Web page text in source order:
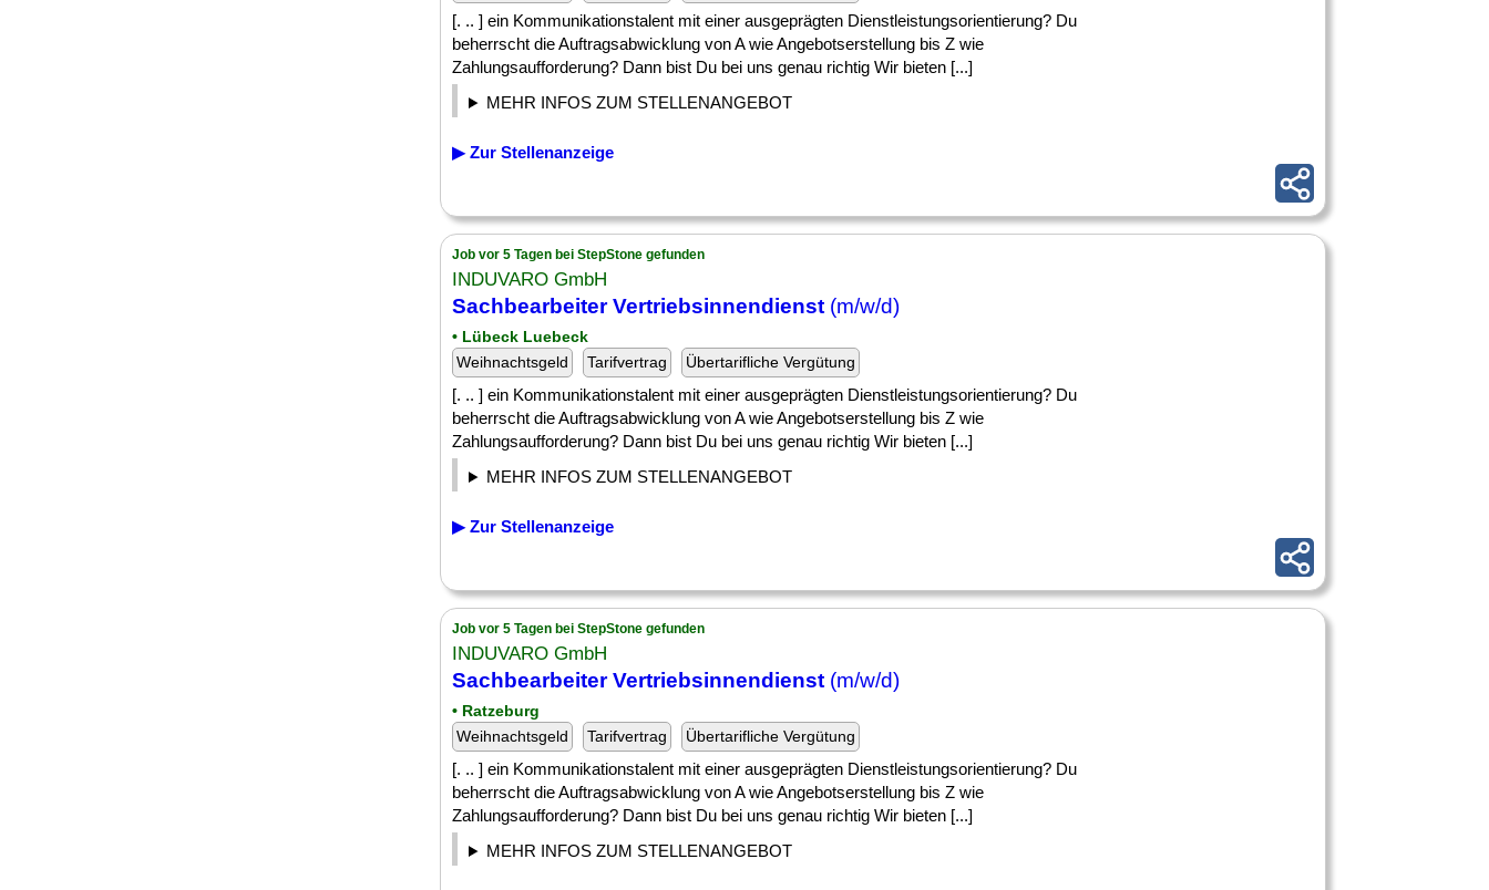
[. .. ] ein Kommunikationstalent mit einer ausgeprägten Dienstleistungsorientierung? Du
beherrscht die Auftragsabwicklung von A wie Angebotserstellung bis Z wie
Zahlungsaufforderung? Dann bist Du bei uns genau richtig Wir bieten [...]
MEHR INFOS ZUM STELLENANGEBOT
▶ Zur Stellenanzeige
Job vor 5 Tagen bei StepStone gefunden
INDUVARO GmbH
Sachbearbeiter Vertriebsinnendienst (m/w/d)
• Lübeck Luebeck
Weihnachtsgeld
Tarifvertrag Übertarifliche Vergütung
[. .. ] ein Kommunikationstalent mit einer ausgeprägten Dienstleistungsorientierung? Du
beherrscht die Auftragsabwicklung von A wie Angebotserstellung bis Z wie
Zahlungsaufforderung? Dann bist Du bei uns genau richtig Wir bieten [...]
MEHR INFOS ZUM STELLENANGEBOT
▶ Zur Stellenanzeige
Job vor 5 Tagen bei StepStone gefunden
INDUVARO GmbH
Sachbearbeiter Vertriebsinnendienst (m/w/d)
• Ratzeburg
Weihnachtsgeld
Tarifvertrag Übertarifliche Vergütung
[. .. ] ein Kommunikationstalent mit einer ausgeprägten Dienstleistungsorientierung? Du
beherrscht die Auftragsabwicklung von A wie Angebotserstellung bis Z wie
Zahlungsaufforderung? Dann bist Du bei uns genau richtig Wir bieten [...]
MEHR INFOS ZUM STELLENANGEBOT